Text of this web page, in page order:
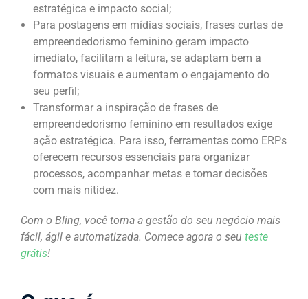
estratégica e impacto social;
Para postagens em mídias sociais, frases curtas de
empreendedorismo feminino geram impacto
imediato, facilitam a leitura, se adaptam bem a
formatos visuais e aumentam o engajamento do
seu perfil;
Transformar a inspiração de frases de
empreendedorismo feminino em resultados exige
ação estratégica. Para isso, ferramentas como ERPs
oferecem recursos essenciais para organizar
processos, acompanhar metas e tomar decisões
com mais nitidez.
Com o Bling, você torna a gestão do seu negócio mais
fácil, ágil e automatizada. Comece agora o seu teste
grátis!